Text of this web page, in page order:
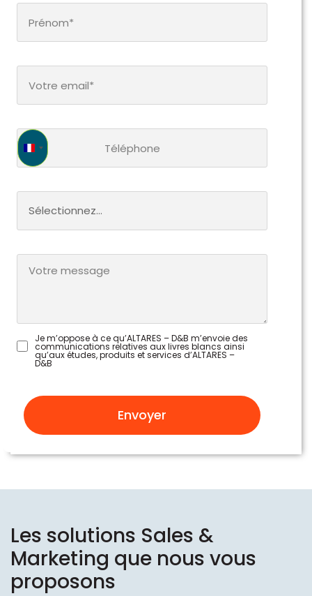
France +33
Sélectionnez...
Je m’oppose à ce qu’ALTARES – D&B m’envoie des
communications relatives aux livres blancs ainsi
qu’aux études, produits et services d’ALTARES –
D&B
Envoyer
Les solutions Sales &
Marketing que nous vous
proposons